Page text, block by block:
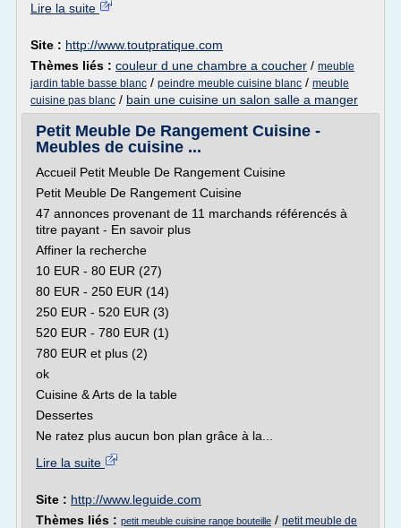
Lire la suite
Site : http://www.toutpratique.com
Thèmes liés : couleur d une chambre a coucher / meuble
jardin table basse blanc / peindre meuble cuisine blanc / meuble
cuisine pas blanc / bain une cuisine un salon salle a manger
Petit Meuble De Rangement Cuisine -
Meubles de cuisine ...
Accueil Petit Meuble De Rangement Cuisine
Petit Meuble De Rangement Cuisine
47 annonces provenant de 11 marchands référencés à
titre payant - En savoir plus
Affiner la recherche
10 EUR - 80 EUR (27)
80 EUR - 250 EUR (14)
250 EUR - 520 EUR (3)
520 EUR - 780 EUR (1)
780 EUR et plus (2)
ok
Cuisine & Arts de la table
Dessertes
Ne ratez plus aucun bon plan grâce à la...
Lire la suite
Site : http://www.leguide.com
Thèmes liés : petit meuble cuisine range bouteille / petit meuble de